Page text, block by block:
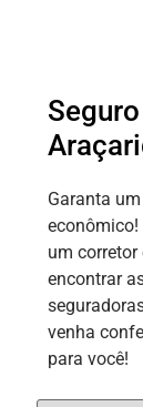
Garanta um
econômico!
um
encontrar
venha
para você!